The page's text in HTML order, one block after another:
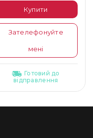
Купити
Зателефонуйте
мені
Готовий до
відправлення